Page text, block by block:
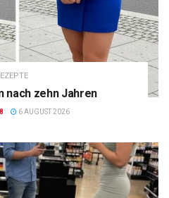
nach zehn Jahren
6 AUGUST 2026